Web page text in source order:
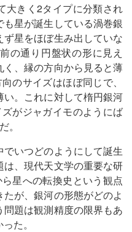
大きく2タイプに分類され
星が誕生している渦巻銀
星をほぼ生み出していな
の通り円盤状の形に見え
、縁の方向から見ると薄
のサイズはほぼ同じで、
。これに対して楕円銀河
がジャガイモのようにば
。
いつどのようにして誕生
は、現代天文学の重要な研
星への転換史という観点
が、銀河の形態がどのよ
題は観測精度の限界もあ
た。